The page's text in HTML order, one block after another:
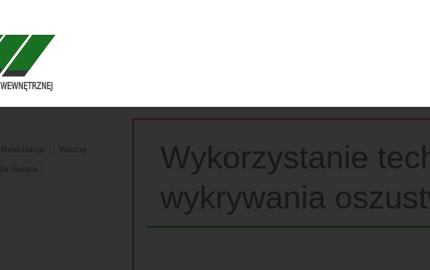
Wykorzystanie
wykrywania
Rekrutacja
Ważne